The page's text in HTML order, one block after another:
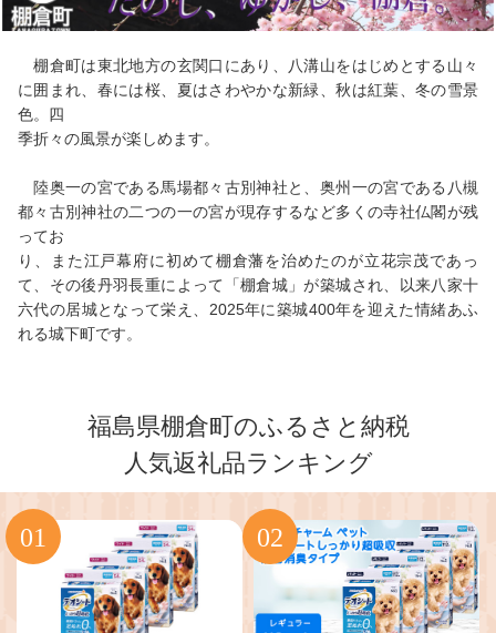
棚倉町は東北地方の玄関口にあり、八溝山をはじめとする山々
に囲まれ、春には桜、夏はさわやかな新緑、秋は紅葉、冬の雪景
色。四
季折々の風景が楽しめます。
陸奥一の宮である馬場都々古別神社と、奥州一の宮である八槻
都々古別神社の二つの一の宮が現存するなど多くの寺社仏閣が残
ってお
り、また江戸幕府に初めて棚倉藩を治めたのが立花宗茂であっ
て、その後丹羽長重によって「棚倉城」が築城され、以来八家十
六代の居城となって栄え、2025年に築城400年を迎えた情緒あふ
れる城下町です。
福島県棚倉町のふるさと納税
人気返礼品ランキング